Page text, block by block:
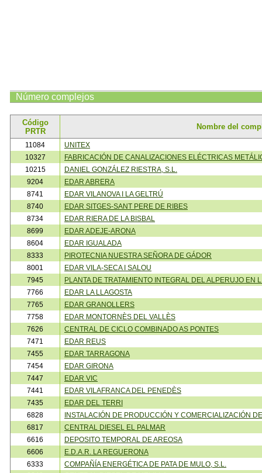
Número complejos
Código
PRTR
Nombre del
11084
UNITEX
10327
FABRICACIÓN DE CANALIZACIONES ELÉCTRICAS
10215
DANIEL GONZÁLEZ RIESTRA, S.L.
9204
EDAR ABRERA
8741
EDAR VILANOVA I LA GELTRÚ
8740
EDAR SITGES-SANT PERE DE RIBES
8734
EDAR RIERA DE LA BISBAL
8699
EDAR ADEJE-ARONA
8604
EDAR IGUALADA
8333
PIROTECNIA NUESTRA SEÑORA DE GÁDOR
8001
EDAR VILA-SECA I SALOU
7945
PLANTA DE TRATAMIENTO INTEGRAL DEL ALPERUJO EN
7766
EDAR LA LLAGOSTA
7765
EDAR GRANOLLERS
7758
EDAR MONTORNÈS DEL VALLÈS
7626
CENTRAL DE CICLO COMBINADO AS PONTES
7471
EDAR REUS
7455
EDAR TARRAGONA
7454
EDAR GIRONA
7447
EDAR VIC
7441
EDAR VILAFRANCA DEL PENEDÈS
7435
EDAR DEL TERRI
6828
INSTALACIÓN DE PRODUCCIÓN Y COMERCIALIZACIÓN
6817
CENTRAL DIESEL EL PALMAR
6616
DEPOSITO TEMPORAL DE AREOSA
6606
E.D.A.R. LA REGUERONA
6333
COMPAÑÍA ENERGÉTICA DE PATA DE MULO, S.L.